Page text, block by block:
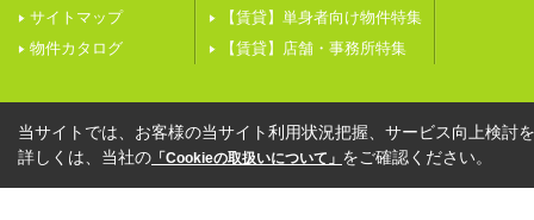
サイトマップ
物件カタログ
【賃貸】単身者向け物件特集
【賃貸】店舗・事務所特集
当サイトでは、お客様の当サイト利用状況把握、サービス向上検討
詳しくは、当社の 「Cookieの取扱いについて」 をご確認ください。